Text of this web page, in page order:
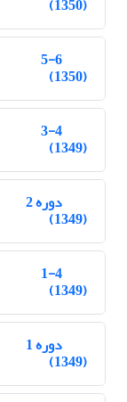
(1350)
5-6
(1350)
3-4
(1349)
دوره 2
(1349)
1-4
(1349)
دوره 1
(1349)